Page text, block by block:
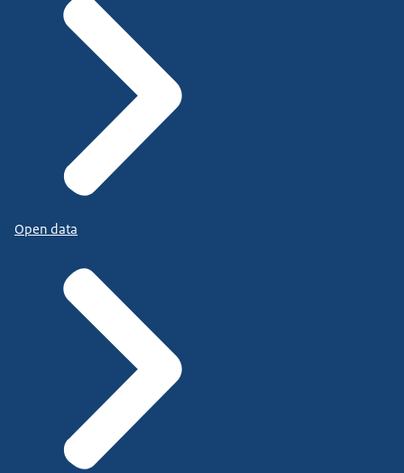
Open data